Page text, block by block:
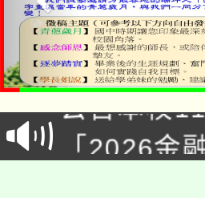
淨零綠領
公告本校
代理(課)
「2026金